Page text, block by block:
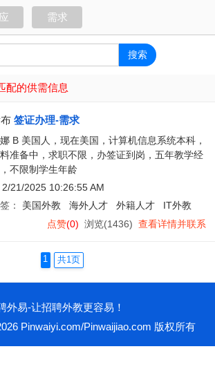
需求
搜索
配的供需信息
签证办理-需求
B 美国人，现在美国，计算机信息系统本科，
准备中，求职不限，办签证到岗，五年教学经
不限制学生年龄
2/21/2025 10:26:55 AM
： 美国外教 海外人才 外籍人才
IT外教
点赞(0) 浏览(1436) 查看详情并联系
1 共1页
外易-让招聘外教更容易！
Pinwaiyi.com/Pinwaijiao.com 版权所有